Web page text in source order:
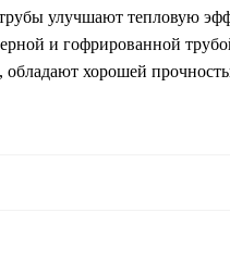
улучшают тепловую
и гофрированной
обладают хорошей